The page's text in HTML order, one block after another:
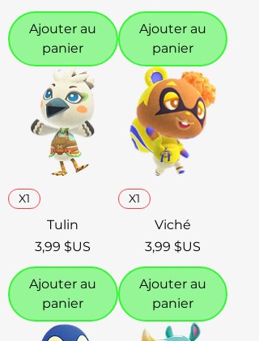
Ajouter au
panier
Ajouter au
panier
X1
Tulin
Prix
3,99 $US
Ajouter au
panier
X1
Viché
Prix
3,99 $US
Ajouter au
panier